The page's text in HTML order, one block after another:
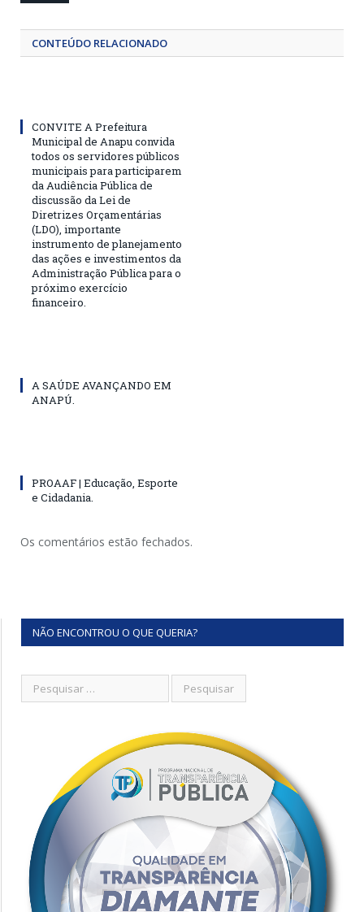
CONTEÚDO RELACIONADO
CONVITE A Prefeitura
Municipal de Anapu convida
todos os servidores públicos
municipais para participarem
da Audiência Pública de
discussão da Lei de
Diretrizes Orçamentárias
(LDO), importante
instrumento de planejamento
das ações e investimentos da
Administração Pública para o
próximo exercício
financeiro.
A SAÚDE AVANÇANDO EM
ANAPÚ.
PROAAF | Educação, Esporte
e Cidadania.
Os comentários estão fechados.
NÃO ENCONTROU O QUE QUERIA?